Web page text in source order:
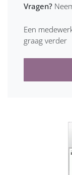
Vragen?
Een
graag verder